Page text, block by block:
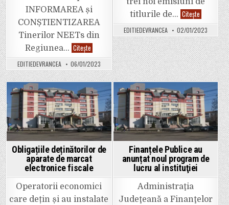
INFORMAREA și
CONȘTIENTIZAREA
Tinerilor NEETs din
Regiunea… Citește Comunicat
de
presă:
Informarea
și
conștientizarea
tinerilor
NEETs
din
Regiunea
Sud-
Est
EDITIEDEVRANCEA 06/01/2023
titlurile de… Citește
noi
emisiuni
de
titluri
de
stat,
disponibile
din
3
ianuarie
2023
EDITIEDEVRANCEA 02/01/2023
Posted
in
Obligațiile deținătorilor de
aparate de marcat
electronice fiscale
Operatorii economici
care dețin și au instalate
Posted
in
Finanțele Publice au
anunțat noul program de
lucru al instituţiei
Administraţia
Judeţeană a Finanţelor